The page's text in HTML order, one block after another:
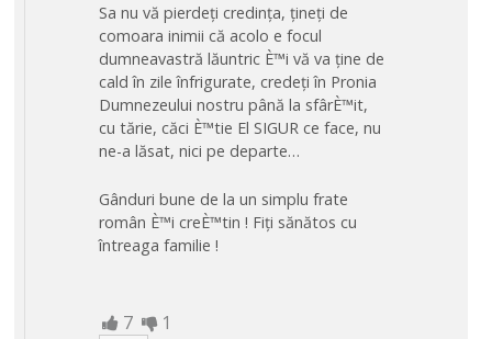
Sa nu vă pierdeți credința, țineți de
comoara inimii că acolo e focul
dumneavastră lăuntric È™i vă va ține de
cald în zile înfrigurate, credeți în Pronia
Dumnezeului nostru până la sfârÈ™it,
cu tărie, căci È™tie El SIGUR ce face, nu
ne-a lăsat, nici pe departe…
Gânduri bune de la un simplu frate
român È™i creÈ™tin ! Fiți sănătos cu
întreaga familie !
7 1